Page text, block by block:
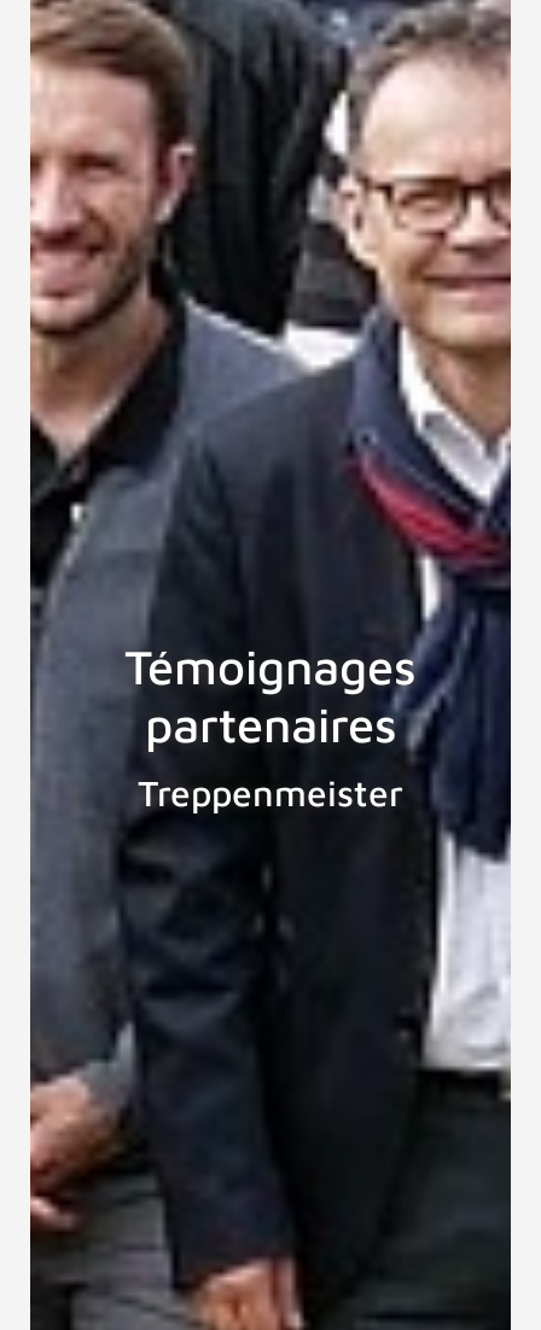
Témoignages
partenaires
Treppenmeister